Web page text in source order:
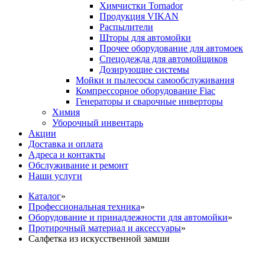
Химчистки Tornador
Продукция VIKAN
Распылители
Шторы для автомойки
Прочее оборудование для автомоек
Спецодежда для автомойщиков
Дозирующие системы
Мойки и пылесосы самообслуживания
Компрессорное оборудование Fiac
Генераторы и сварочные инверторы
Химия
Уборочный инвентарь
Акции
Доставка и оплата
Адреса и контакты
Обслуживание и ремонт
Наши услуги
Каталог»
Профессиональная техника»
Оборудование и принадлежности для автомойки»
Протирочный материал и аксессуары»
Салфетка из искусственной замши